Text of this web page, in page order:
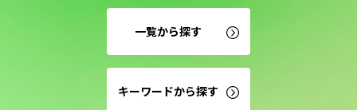
一覧から探す
キーワードから探す